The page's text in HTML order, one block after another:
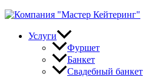
Услуги
Фуршет
Банкет
Свадебный банкет